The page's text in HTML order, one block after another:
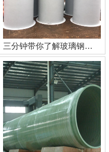
三分钟带你了解玻璃钢管道